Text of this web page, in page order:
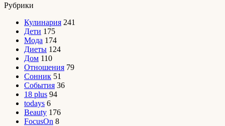
Рубрики
Кулинария 241
Дети 175
Мода 174
Диеты 124
Дом 110
Отношения 79
Сонник 51
События 36
18 plus 94
todays 6
Beauty 176
FocusOn 8